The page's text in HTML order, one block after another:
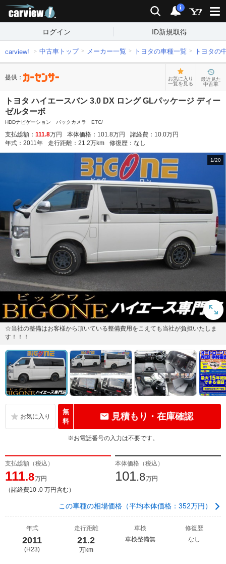
検索 通知
i
ログイン ID新規取得
carview! 中古車トップ メーカー一覧 トヨタの車種一覧 トヨタの
提供：
お気に入り
一覧を見る
最近見た
中古車
トヨタ ハイエースバン 3.0 DX ロング GLパッケージ ディー
ゼルターボ
HDDナビゲーション バックカメラ ETC/
支払総額： 111.8万円 本体価格： 101.8万円 諸経費： 10.0万円
年式： 2011年 走行距離： 21.2万km 修復歴： なし
1/20
☆当社の整備はお客様から頂いている整備費用をこえても当社が負担いたしま
す！！！
無
料
見積もり・在庫確認
※お電話番号の入力は不要です。
支払総額（税込）
111.8万円
（諸経費10 .0 万円含む）
本体価格（税込）
101.8万円
この車種の相場価格（平均本体価格：352万円）
年式
2011
(H23)
走行距離
21.2
万km
車検
車検整備無
修復歴
なし